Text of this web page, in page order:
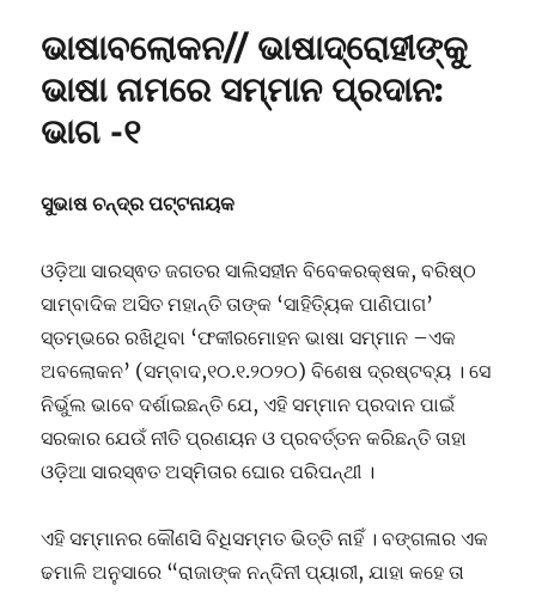
ଭାଷାବଲୋକନ// ଭାଷାଦ୍ରୋହୀଙ୍କୁ
ଭାଷା ନାମରେ ସମ୍ମାନ ପ୍ରଦାନ:
ଭାଗ -୧
ସୁଭାଷ ଚନ୍ଦ୍ର ପଟ୍ଟନାୟକ
ଓଡ଼ିଆ ସାରସ୍ଵତ ଜଗତର ସାଲିସହୀନ ବିବେକରକ୍ଷକ, ବରିଷ୍ଠ
ସାମ୍ବାଦିକ ଅସିତ ମହାନ୍ତି ତାଙ୍କ ‘ସାହିତ୍ୟିକ ପାଣିପାଗ’
ସ୍ତମ୍ଭରେ ରଖିଥିବା ‘ଫକୀରମୋହନ ଭାଷା ସମ୍ମାନ –ଏକ
ଅବଲୋକନ’ (ସମ୍ବାଦ,୧୦.୧.୨୦୨୦) ବିଶେଷ ଦ୍ରଷ୍ଟବ୍ୟ । ସେ
ନିର୍ଭୁଲ ଭାବେ ଦର୍ଶାଇଛନ୍ତି ଯେ, ଏହି ସମ୍ମାନ ପ୍ରଦାନ ପାଇଁ
ସରକାର ଯେଉଁ ନୀତି ପ୍ରଣୟନ ଓ ପ୍ରବର୍ତ୍ତନ କରିଛନ୍ତି ତାହା
ଓଡ଼ିଆ ସାରସ୍ଵତ ଅସ୍ମିତାର ଘୋର ପରିପନ୍ଥୀ ।
ଏହି ସମ୍ମାନର କୌଣସି ବିଧିସମ୍ମତ ଭିତ୍ତି ନାହିଁ । ବଙ୍ଗଳାର ଏକ
ଢମାଳି ଅନୁସାରେ “ରାଜାଙ୍କ ନନ୍ଦିନୀ ପ୍ୟାରୀ, ଯାହା କହେ ତା